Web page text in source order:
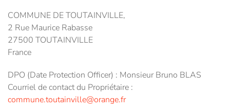
COMMUNE DE TOUTAINVILLE,
2 Rue Maurice Rabasse
27500 TOUTAINVILLE
France
DPO (Date Protection Officer) : Monsieur Bruno BLAS
Courriel de contact du Propriétaire :
commune.toutainville@orange.fr